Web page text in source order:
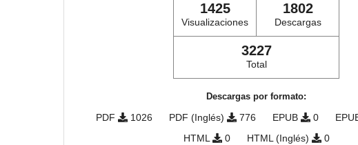
1425
Visualizaciones
1802
Descargas
3227
Total
Descargas por formato:
PDF 1026 PDF (Inglés) 776 EPUB 0
HTML
0 HTML (Inglés) 0